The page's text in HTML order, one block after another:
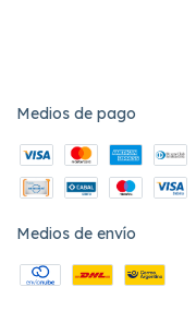
Medios de pago
Medios de envío